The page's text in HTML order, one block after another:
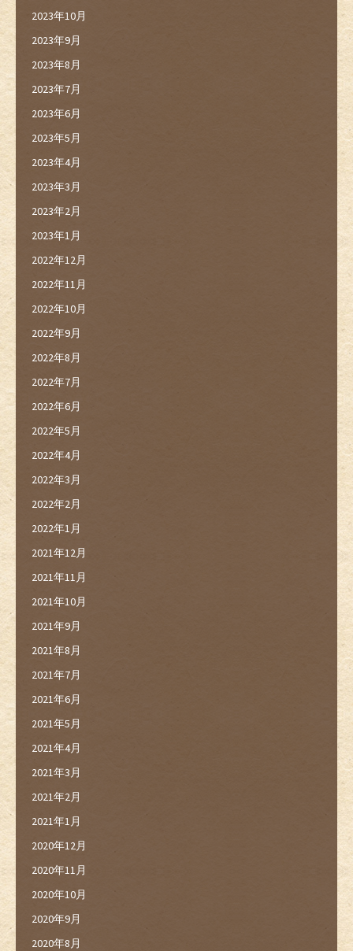
2023年10月
2023年9月
2023年8月
2023年7月
2023年6月
2023年5月
2023年4月
2023年3月
2023年2月
2023年1月
2022年12月
2022年11月
2022年10月
2022年9月
2022年8月
2022年7月
2022年6月
2022年5月
2022年4月
2022年3月
2022年2月
2022年1月
2021年12月
2021年11月
2021年10月
2021年9月
2021年8月
2021年7月
2021年6月
2021年5月
2021年4月
2021年3月
2021年2月
2021年1月
2020年12月
2020年11月
2020年10月
2020年9月
2020年8月